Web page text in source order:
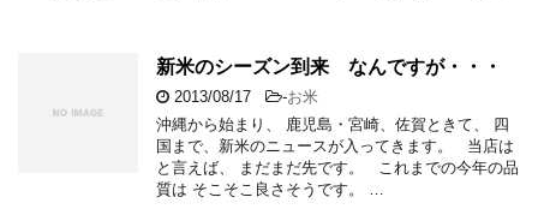
新米のシーズン到来 なんですが・・・
2013/08/17 -お米
沖縄から始まり、 鹿児島・宮崎、佐賀ときて、 四
国まで、新米のニュースが入ってきます。 当店は
と言えば、 まだまだ先です。 これまでの今年の品
質は そこそこ良さそうです。 …